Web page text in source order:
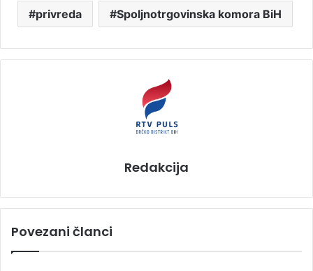
privreda Spoljnotrgovinska komora BiH
Redakcija
Povezani članci